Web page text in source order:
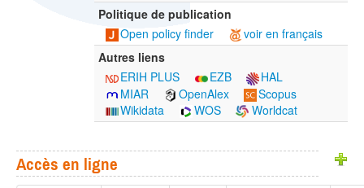
Politique de publication
Open policy finder
voir en français
Autres liens
ERIH PLUS
EZB
HAL
MIAR
OpenAlex
Scopus
Wikidata
WOS Worldcat
Accès en ligne